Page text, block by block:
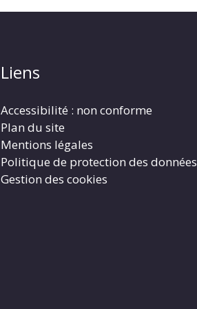
Liens
Accessibilité : non conforme
Plan du site
Mentions légales
Politique de protection des données
Gestion des cookies